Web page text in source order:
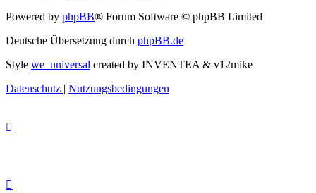
Powered by phpBB® Forum Software © phpBB Limited
Deutsche Übersetzung durch phpBB.de
Style we_universal created by INVENTEA & v12mike
Datenschutz | Nutzungsbedingungen